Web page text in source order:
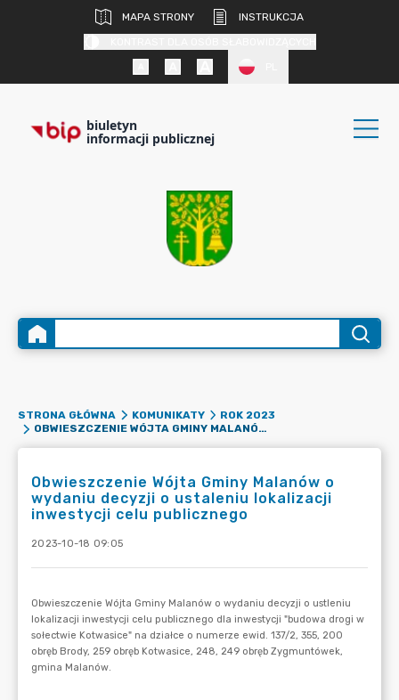
MAPA STRONY
INSTRUKCJA
biuletyn
informacji publicznej
STRONA GŁÓWNA KOMUNIKATY
ROK 2023
OBWIESZCZENIE WÓJTA GMINY MALANÓW O WYDANIU DECYZJI O USTALENIU LOKALIZACJI INWESTYCJI CELU PUBLICZNEGO
Obwieszczenie Wójta Gminy Malanów o
wydaniu decyzji o ustaleniu lokalizacji
inwestycji celu publicznego
2023-10-18 09:05